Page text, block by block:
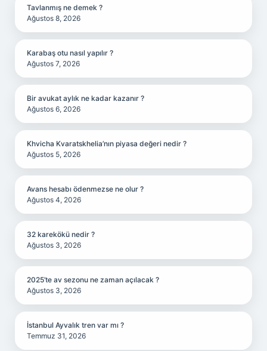
Tavlanmış ne demek ?
Ağustos 8, 2026
Karabaş otu nasıl yapılır ?
Ağustos 7, 2026
Bir avukat aylık ne kadar kazanır ?
Ağustos 6, 2026
Khvicha Kvaratskhelia’nın piyasa değeri nedir ?
Ağustos 5, 2026
Avans hesabı ödenmezse ne olur ?
Ağustos 4, 2026
32 karekökü nedir ?
Ağustos 3, 2026
2025’te av sezonu ne zaman açılacak ?
Ağustos 3, 2026
İstanbul Ayvalık tren var mı ?
Temmuz 31, 2026